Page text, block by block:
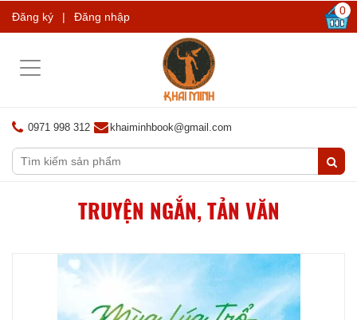
Đăng ký | Đăng nhập 0
Toggle
0971 998 312 khaiminhbook@gmail.com
TRUYỆN NGẮN, TẢN VĂN